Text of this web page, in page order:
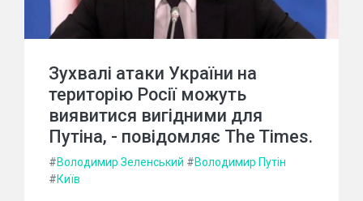
Зухвалі атаки України на
територію Росії можуть
виявитися вигідними для
Путіна, - повідомляє The Times.
#Володимир Зеленський #Володимир Путін
#Київ